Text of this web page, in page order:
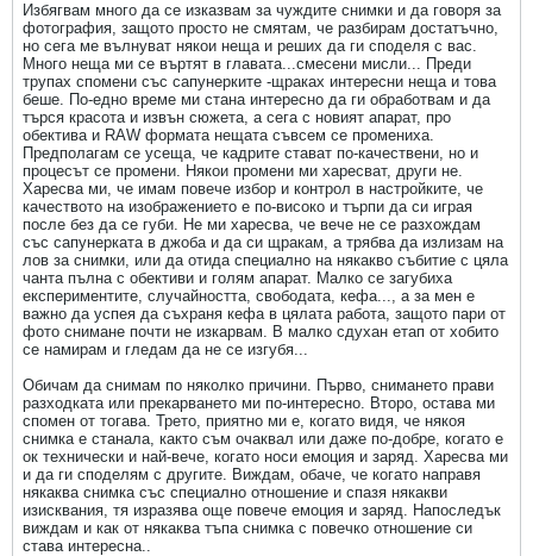
Избягвам много да се изказвам за чуждите снимки и да говоря за
фотография, защото просто не смятам, че разбирам достатъчно,
но сега ме вълнуват някои неща и реших да ги споделя с вас.
Много неща ми се въртят в главата...смесени мисли... Преди
трупах спомени със сапунерките -щраках интересни неща и това
беше. По-едно време ми стана интересно да ги обработвам и да
търся красота и извън сюжета, а сега с новият апарат, про
обектива и RAW формата нещата съвсем се промениха.
Предполагам се усеща, че кадрите стават по-качествени, но и
процесът се промени. Някои промени ми харесват, други не.
Харесва ми, че имам повече избор и контрол в настройките, че
качеството на изображението е по-високо и търпи да си играя
после без да се губи. Не ми харесва, че вече не се разхождам
със сапунерката в джоба и да си щракам, а трябва да излизам на
лов за снимки, или да отида специално на някакво събитие с цяла
чанта пълна с обективи и голям апарат. Малко се загубиха
експериментите, случайността, свободата, кефа..., а за мен е
важно да успея да съхраня кефа в цялата работа, защото пари от
фото снимане почти не изкарвам. В малко сдухан етап от хобито
се намирам и гледам да не се изгубя...
Обичам да снимам по няколко причини. Първо, снимането прави
разходката или прекарването ми по-интересно. Второ, остава ми
спомен от тогава. Трето, приятно ми е, когато видя, че някоя
снимка е станала, както съм очаквал или даже по-добре, когато е
ок технически и най-вече, когато носи емоция и заряд. Харесва ми
и да ги споделям с другите. Виждам, обаче, че когато направя
някаква снимка със специално отношение и спазя някакви
изисквания, тя изразява още повече емоция и заряд. Напоследък
виждам и как от някаква тъпа снимка с повечко отношение си
става интересна..